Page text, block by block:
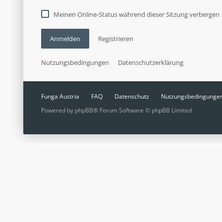
Meinen Online-Status während dieser Sitzung verbergen
Anmelden Registrieren
Nutzungsbedingungen Datenschutzerklärung
Funga Austria FAQ Datenschutz
Powered by phpBB® Forum Software © phpBB Limited